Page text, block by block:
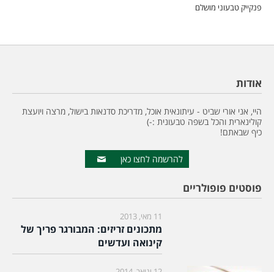
פנקייק טבעוני מושלם
אודות
היי, אני אורי שביט - עיתונאית אוכל, מדריכת סדנאות בישול, מרצה ויועצת
קולינארית והכל בשפה טבעונית :-)
כיף שבאתם!
להרשמה לחצו כאן
פוסטים פופולריים
11 מאי, 2013
מתכונים זריזים: המבורגר פריך של
קינואה ועדשים